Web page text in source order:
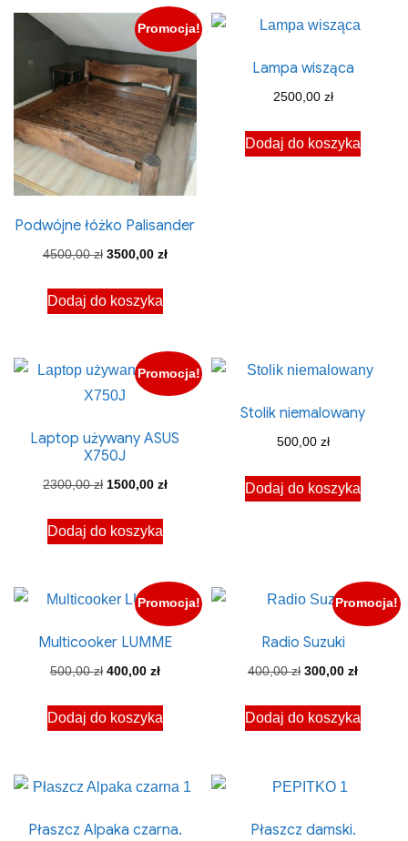
Promocja!
Podwójne łóżko Palisander
4500,00zł Pierwotna
wynosiła:
3500,00 złAktualna
Dodaj do koszyka
Lampa wisząca
2500,00 zł
Dodaj do koszyka
Promocja!
Laptop używany ASUS
X750J
2300,00zł Pierwotna
wynosiła:
1500,00 złAktualna
Dodaj do koszyka
Stolik niemalowany
500,00 zł
Dodaj do koszyka
Promocja!
Multicooker LUMME
500,00zł Pierwotna
wynosiła:
400,00 złAktualna
wynosi:
Dodaj do koszyka
Promocja!
Radio Suzuki
400,00zł Pierwotna
wynosiła:
300,00złAktualna
wynosi:
Dodaj do koszyka
Płaszcz Alpaka czarna. Płaszcz damski.